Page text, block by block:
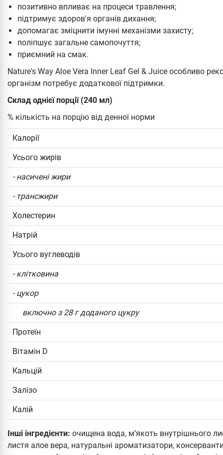
позитивно впливає на процеси травлення;
підтримує здоров'я органів дихання;
допомагає зміцнити імунні механізми захисту;
поліпшує загальне самопочуття;
приємний на смак.
Nature's Way Aloe Vera Inner Leaf Gel & Juice особливо
організм потребує додаткової підтримки.
Склад однієї порції (240 мл)
% кількість на порцію від денної норми
Калорії
Усього жирів
- насичені жири
- трансжири
Холестерин
Натрій
Усього вуглеводів
- клітковина
- цукор
включно з 28 г доданого цукру
Протеїн
Вітамін D
Кальцій
Залізо
Калій
Інші інгредієнти: очищена вода, м’якоть внутрішнього
листя алое вера, натуральні ароматизатори,